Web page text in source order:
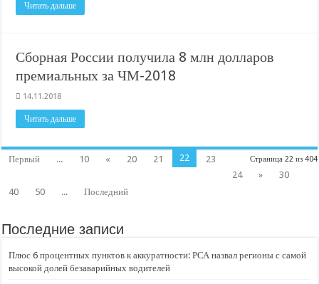
Читать дальше
Сборная России получила 8 млн долларов
премиальных за ЧМ-2018
14.11.2018
Читать дальше
Страница 22 из 404
Первый ... 10 « 20 21 22
23
24
»
30
40
50 ... Последний
Последние записи
Плюс 6 процентных пунктов к аккуратности: РСА назвал регионы с самой
высокой долей безаварийных водителей